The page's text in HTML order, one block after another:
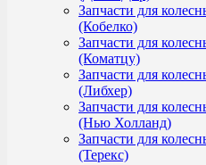
Запчасти для
(Кобелко)
Запчасти для
(Коматцу)
Запчасти для
(Либхер)
Запчасти для
(Нью Холланд)
Запчасти для
(Терекс)